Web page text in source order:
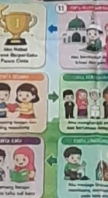
Panca
Berita